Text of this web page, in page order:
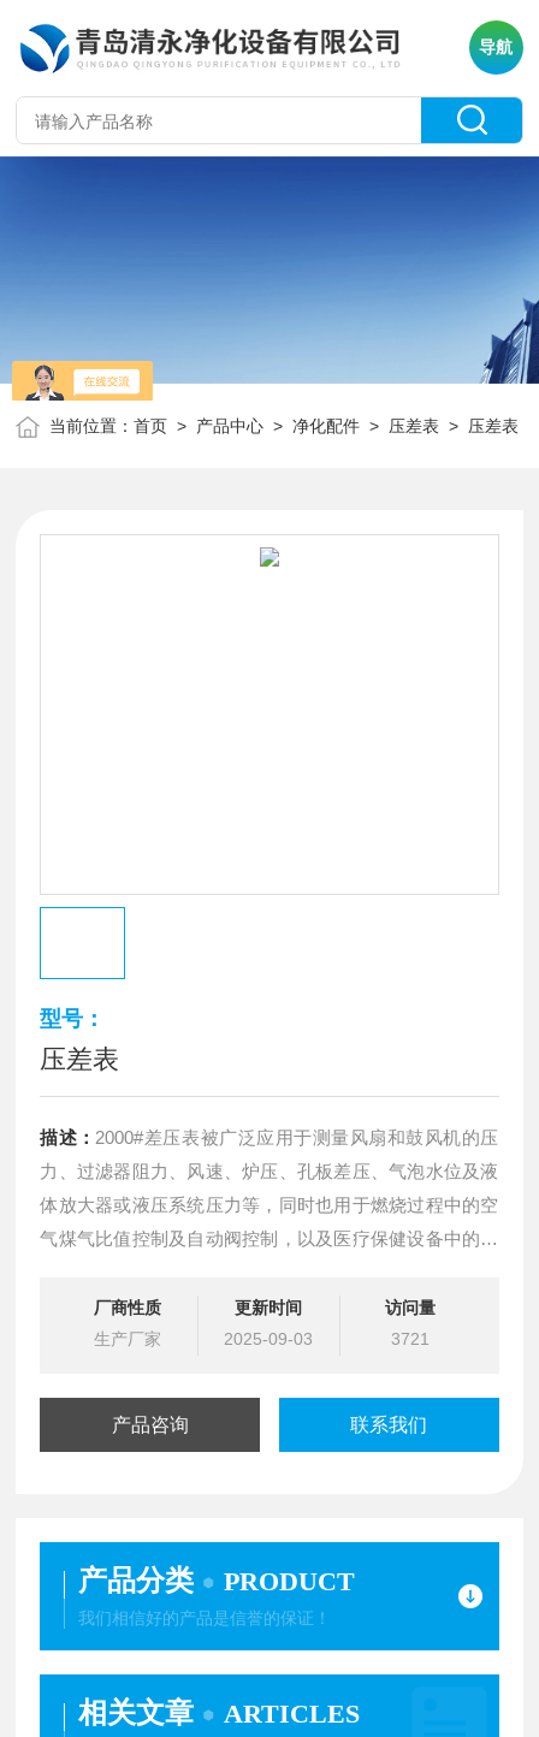
导航
当前位置：首页 > 产品中心 >净化配件 > 压差表 > 压差表
型号：
压差表
描述： 2000#差压表被广泛应用于测量风扇和鼓风机的压
力、过滤器阻力、风速、炉压、孔板差压、气泡水位及液
体放大器或液压系统压力等，同时也用于燃烧过程中的空
气煤气比值控制及自动阀控制，以及医疗保健设备中的血
厂商性质
生产厂家
更新时间
2025-09-03
访问量
3721
产品咨询 联系我们
产品分类 PRODUCT
我们相信好的产品是信誉的保证！
相关文章 ARTICLES